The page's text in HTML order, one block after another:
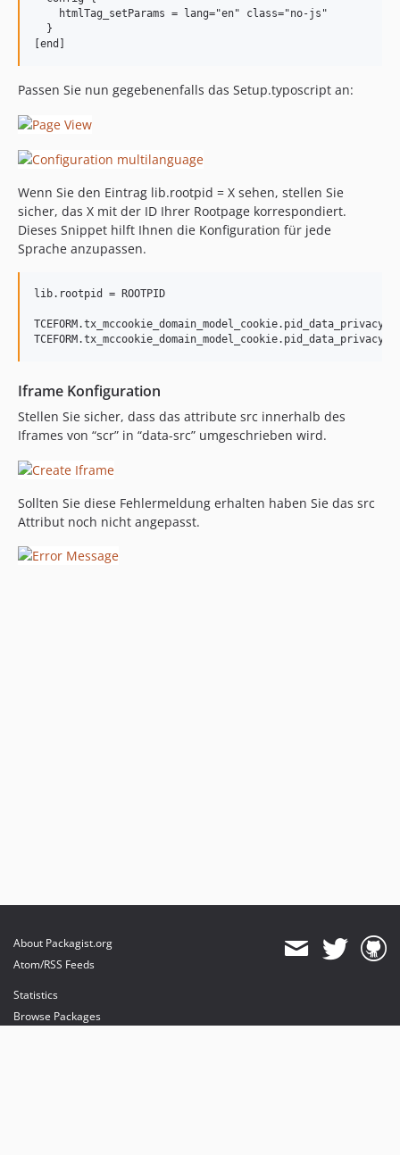
    htmlTag_setParams = lang="en" class="no-js"
  }
Passen Sie nun gegebenenfalls das Setup.typoscript an:
Wenn Sie den Eintrag lib.rootpid = X sehen, stellen Sie
sicher, das X mit der ID Ihrer Rootpage korrespondiert.
Dieses Snippet hilft Ihnen die Konfiguration für jede
Sprache anzupassen.
lib.rootpid = ROOTPID
Iframe Konfiguration
Stellen Sie sicher, dass das attribute src innerhalb des
Iframes von “scr” in “data-src” umgeschrieben wird.
Sollten Sie diese Fehlermeldung erhalten haben Sie das src
Attribut noch nicht angepasst.
About Packagist.org
Atom/RSS Feeds
Statistics
Browse Packages